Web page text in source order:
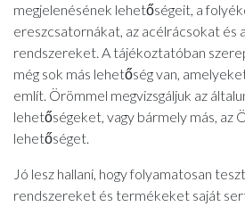
megjelenésének lehetőségeit, a
ereszcsatornákat, az acélrácsokat és
rendszereket. A tájékoztatóban
még sok más lehetőség van,
említ. Örömmel megvizsgáljuk az
lehetőségeket, vagy bármely más, az
lehetőséget.
Jó lesz hallani, hogy folyamatosan
rendszereket és termékeket saját